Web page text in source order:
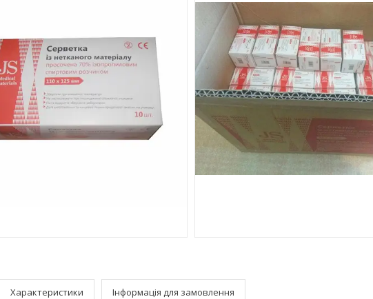
Характеристики Інформація для замовлення